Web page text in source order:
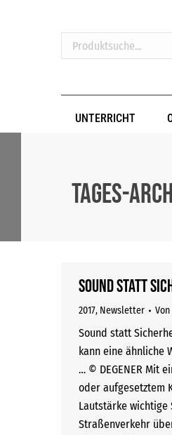
Produktsuche...
UNTERRICHT
Tages-
Sound statt
2017, Newsletter Von
Sound statt
kann eine ähnliche
… © DEGENER Mit
oder aufgesetztem
Lautstärke wichtige
Straßenverkehr